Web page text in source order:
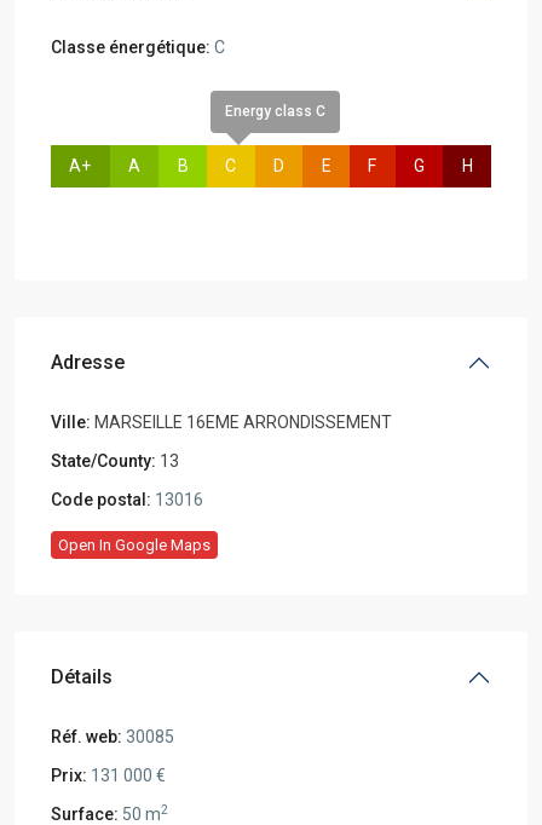
Classe énergétique: C
A+ A B
Energy class C
C D E F G H
Adresse
Ville: MARSEILLE 16EME ARRONDISSEMENT
State/County: 13
Code postal: 13016
Open In Google Maps
Détails
Réf. web: 30085
Prix: 131 000 €
Surface: 50 m2